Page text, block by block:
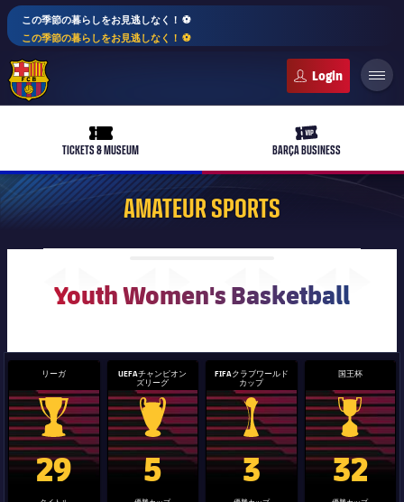
この季節の暮らしをお見逃しなく！ ⚽️
この季節の暮らしをお見逃しなく！ ⚽️
ticket-full
TICKETS & MUSEUM
ticket-vip
BARÇA BUSINESS
plusicon
label.aria.plus
plusicon
label.aria.plus
10年毎
会長
レジェンド
plusicon
label.aria.plus
PLUSICON
LABEL.ARIA.PLUS
スケジュール
チケット
結果
バルサAtlètic
plusicon
label.aria.plus
スケジュール
チケット
PLUSICON
LABEL.ARIA.PLUS
トップチーム
plusicon
label.aria.plus
AMATEUR SPORTS
Youth Women's Basketball
リーガ
La Liga trophy
29
UEFAチャンピオン
ズリーグ
Champions League trophy
5
FIFAクラブワールド
カップ
label.aria.clubworldcup
3
国王杯
国王杯
32